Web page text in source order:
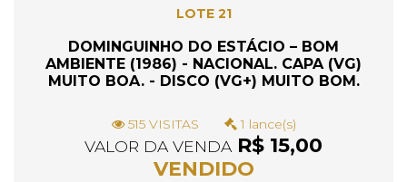
LOTE 21
DOMINGUINHO DO ESTÁCIO – BOM
AMBIENTE (1986) - NACIONAL. CAPA (VG)
MUITO BOA. - DISCO (VG+) MUITO BOM.
515 VISITAS 1 lance(s)
VALOR DA VENDAR$ 15,00
VENDIDO